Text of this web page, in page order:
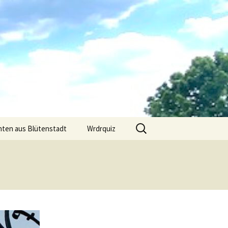
aus Blütenstadt Wrdrquiz
Suchen
nach: